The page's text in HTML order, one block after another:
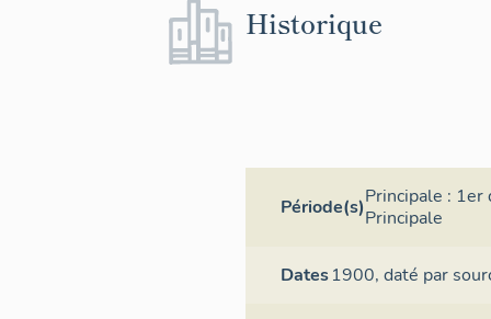
Historique
Période(s)Principale : 1er
Principale
Dates1900,daté par